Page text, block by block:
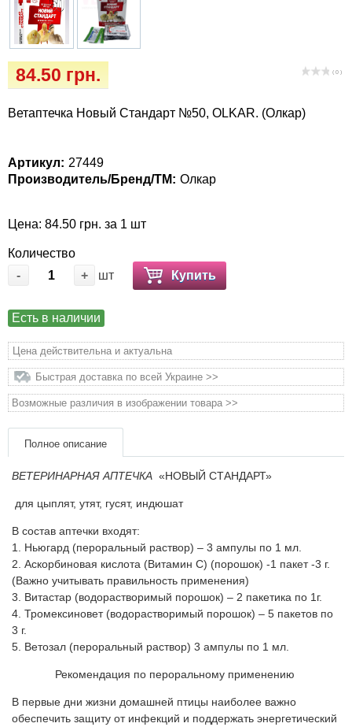
( 0 )
84.50 грн.
Ветаптечка Новый Стандарт №50, OLKAR. (Олкар)
Артикул: 27449
Производитель/Бренд/ТМ: Олкар
Цена: 84.50 грн. за 1 шт
Количество
-
+ шт Купить
Есть в наличии
Цена действительна и актуальна
Быстрая доставка по всей Украине >>
Возможные различия в изображении товара >>
Полное описание
ВЕТЕРИНАРНАЯ АПТЕЧКА «НОВЫЙ СТАНДАРТ»
для цыплят, утят, гусят, индюшат
В состав аптечки входят:
1. Ньюгард (пероральный раствор) – 3 ампулы по 1 мл.
2. Аскорбиновая кислота (Витамин С) (порошок) -1 пакет -3 г.
(Важно учитывать правильность применения)
3. Витастар (водорастворимый порошок) – 2 пакетика по 1г.
4. Тромексиновет (водорастворимый порошок) – 5 пакетов по
3 г.
5. Ветозал (пероральный раствор) 3 ампулы по 1 мл.
Рекомендация по пероральному применению
В первые дни жизни домашней птицы наиболее важно
обеспечить защиту от инфекций и поддержать энергетический
Ласощі та корма
Vet Diet Canine Wet - ветеринарные диеты
для собак
Лежаки, будиночки, охолоджуючи
Одежда и обувь
Переноски, сумки, клетки
Послеоперационные средства и
расходные материалы
Подарочные сертификаты
Товары для голубей
Товары для грызунов
Товары для лошадей
Товары для людей
Популярные зоотовары
Архив / Снято с производства